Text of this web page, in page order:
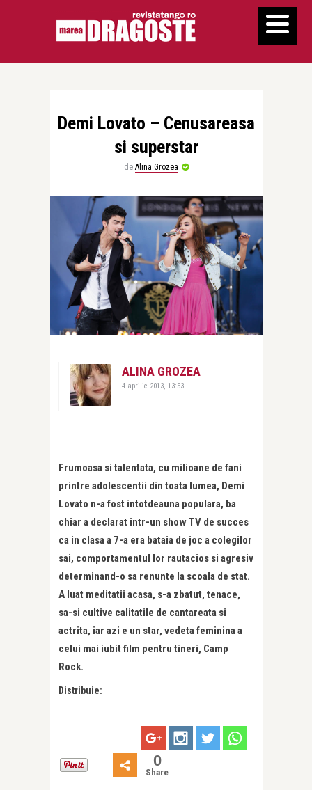
Demi Lovato – Cenusareasa
si superstar
de Alina Grozea
ALINA GROZEA
4 aprilie 2013, 13:53
Frumoasa si talentata, cu milioane de fani
printre adolescentii din toata lumea, Demi
Lovato n-a fost intotdeauna populara, ba
chiar a declarat intr-un show TV de succes
ca in clasa a 7-a era bataia de joc a colegilor
sai, comportamentul lor rautacios si agresiv
determinand-o sa renunte la scoala de stat.
A luat meditatii acasa, s-a zbatut, tenace,
sa-si cultive calitatile de cantareata si
actrita, iar azi e un star, vedeta feminina a
celui mai iubit film pentru tineri, Camp
Rock.
Distribuie:
0
Share